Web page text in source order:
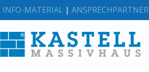
INFO-MATERIAL | ANSPRECHPARTNER